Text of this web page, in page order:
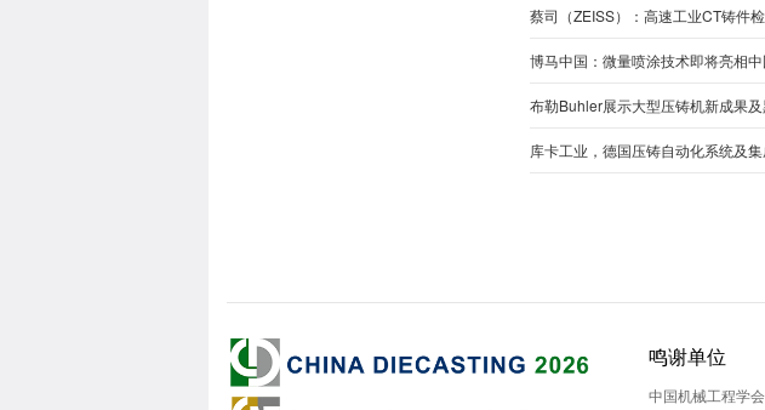
蔡司（ZEISS）：高速工业CT铸件
博马中国：微量喷涂技术即将亮相
布勒Buhler展示大型压铸机新成果
库卡工业，德国压铸自动化系统及
鸣谢单位
中国机械工程学会